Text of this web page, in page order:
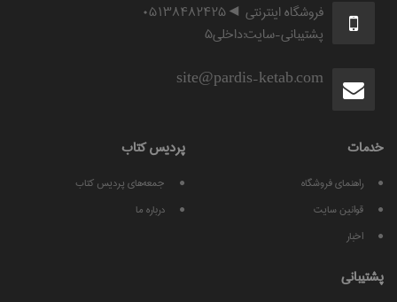
فروشگاه اینترنتی ◄۰۵۱۳۸۴۸۲۴۲۵
پشتیبانی-سایت:داخلی۵
site@pardis-ketab.com
خدمات
راهنمای فروشگاه
قوانين سايت
اخبار
پرديس كتاب
جمعه‌های پردیس کتاب
درباره ما
پشتيبانی